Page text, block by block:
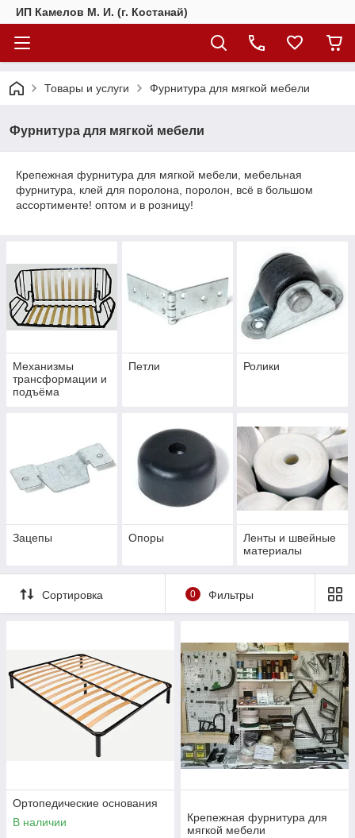
ИП Камелов М. И. (г. Костанай)
Товары и услуги Фурнитура для мягкой мебели
Фурнитура для мягкой мебели
Крепежная фурнитура для мягкой мебели, мебельная
фурнитура, клей для поролона, поролон, всё в большом
ассортименте! оптом и в розницу!
Механизмы
трансформации и
подъёма
Петли Ролики
Зацепы Опоры
Ленты и швейные
материалы
Сортировка 0 Фильтры
Ортопедические основания
В наличии
Крепежная фурнитура для
мягкой мебели